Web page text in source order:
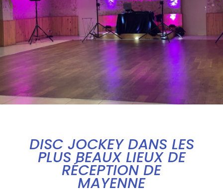
DISC JOCKEY DANS LES
PLUS BEAUX LIEUX DE
RÉCEPTION DE
MAYENNE